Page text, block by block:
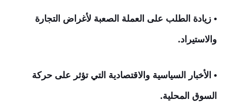
• زيادة الطلب على العملة الصعبة لأغراض التجارة
والاستيراد.
• الأخبار السياسية والاقتصادية التي تؤثر على حركة
السوق المحلية.